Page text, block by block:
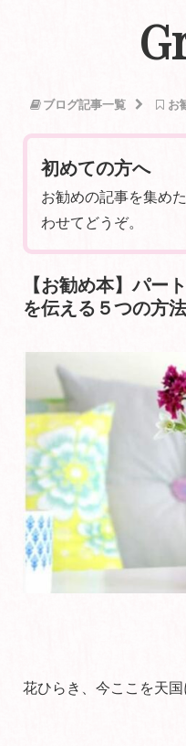
ブログ記事一覧 お
初めての方へ
お勧めの記事を集めた
わせてどうぞ。
【お勧め本】パー
を伝える５つの方法
花ひらき、今ここを天国